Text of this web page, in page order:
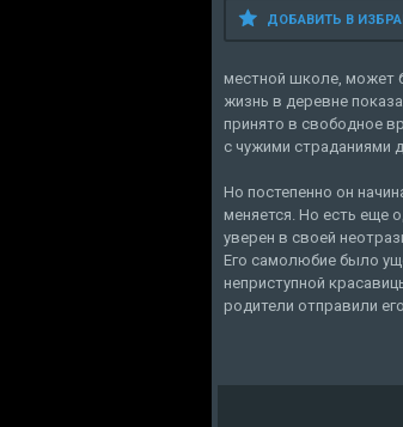
ДОБАВИТЬ В
местной школе, может
жизнь в деревне
принято в свободное
с чужими страданиями
Но постепенно он
меняется. Но есть еще
уверен в своей
Его самолюбие было
неприступной
родители отправили